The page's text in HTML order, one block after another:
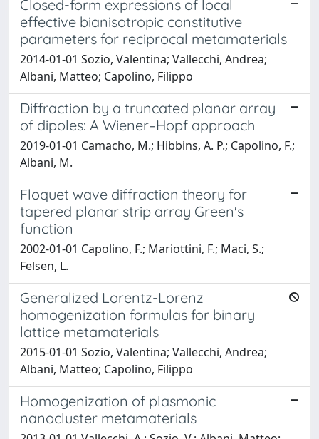
Closed-form expressions of local
effective bianisotropic constitutive
parameters for reciprocal metamaterials
2014-01-01 Sozio, Valentina; Vallecchi, Andrea;
Albani, Matteo; Capolino, Filippo
Diffraction by a truncated planar array
of dipoles: A Wiener–Hopf approach
2019-01-01 Camacho, M.; Hibbins, A. P.; Capolino, F.;
Albani, M.
Floquet wave diffraction theory for
tapered planar strip array Green's
function
2002-01-01 Capolino, F.; Mariottini, F.; Maci, S.;
Felsen, L.
Generalized Lorentz-Lorenz
homogenization formulas for binary
lattice metamaterials
2015-01-01 Sozio, Valentina; Vallecchi, Andrea;
Albani, Matteo; Capolino, Filippo
Homogenization of plasmonic
nanocluster metamaterials